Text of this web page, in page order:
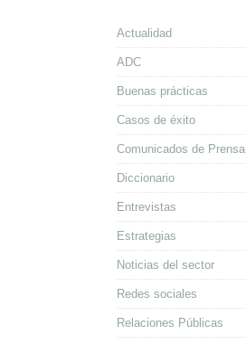
Actualidad
ADC
Buenas prácticas
Casos de éxito
Comunicados de Prensa
Diccionario
Entrevistas
Estrategias
Noticias del sector
Redes sociales
Relaciones Públicas